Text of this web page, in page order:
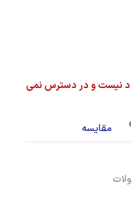
نیست و در دسترس نمی
مقایسه